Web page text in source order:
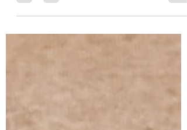
como uma forma promissora e irreversível
de atendimento na...